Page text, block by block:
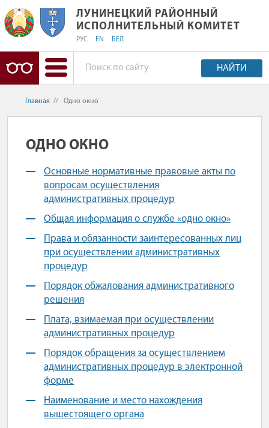
ЛУНИНЕЦКИЙ РАЙОННЫЙ
ЛУНИНЕЦКИЙ РАЙОННЫЙ
ИСПОЛНИТЕЛЬНЫЙ КОМИТЕТ
РУС EN БЕЛ
НАЙТИ
Главная // Одно окно
ОДНО ОКНО
Основные нормативные правовые акты по
вопросам осуществления
административных процедур
Общая информация о службе «одно окно»
Права и обязанности заинтересованных лиц
при осуществлении административных
процедур
Порядок обжалования административного
решения
Плата, взимаемая при осуществлении
административных процедур
Порядок обращения за осуществлением
административных процедур в электронной
форме
Наименование и место нахождения
вышестоящего органа